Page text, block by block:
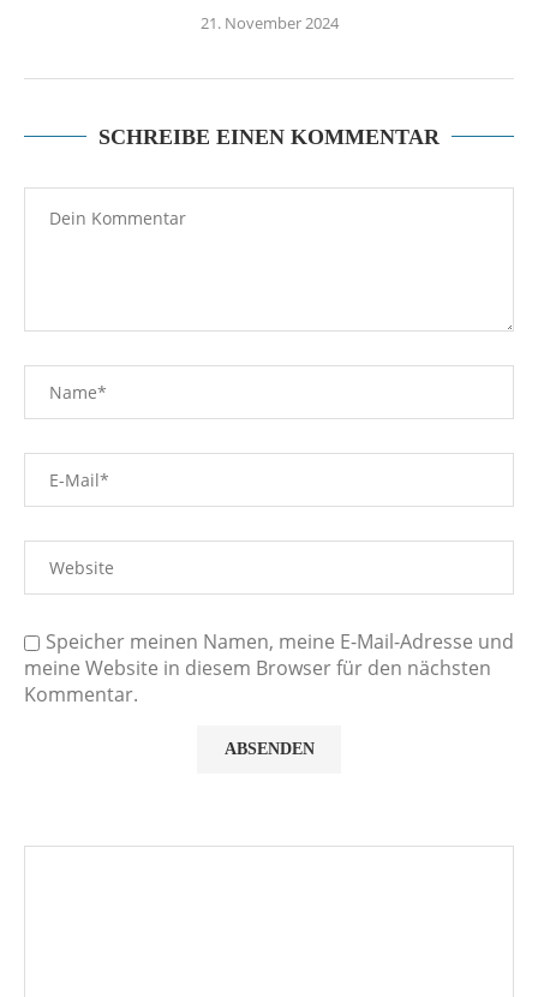
21. November 2024
SCHREIBE EINEN KOMMENTAR
Speicher meinen Namen, meine E-Mail-Adresse und
meine Website in diesem Browser für den nächsten
Kommentar.